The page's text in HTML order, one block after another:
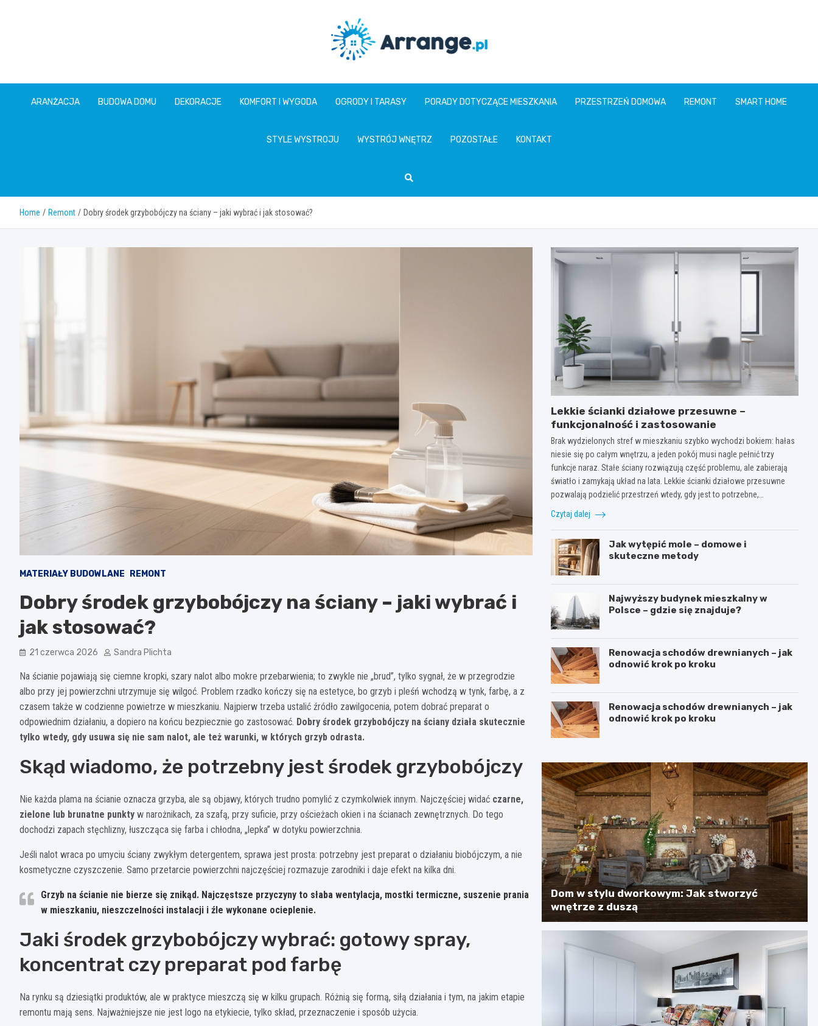
www.arrange.pl
ARANŻACJA BUDOWA DOMU DEKORACJE KOMFORT I WYGODA OGRODY I TARASY PORADY DOTYCZĄCE MIESZKANIA PRZESTRZEŃ DOMOWA REMONT SMART HOME
STYLE WYSTROJU WYSTRÓJ WNĘTRZ POZOSTAŁE KONTAKT
Home Remont Dobry środek grzybobójczy na ściany – jaki wybrać i jak stosować?
MATERIAŁY BUDOWLANE REMONT
Dobry środek grzybobójczy na ściany – jaki wybrać i
jak stosować?
21 czerwca 2026 Sandra Plichta
Na ścianie pojawiają się ciemne kropki, szary nalot albo mokre przebarwienia; to zwykle nie „brud”, tylko sygnał, że w przegrodzie
albo przy jej powierzchni utrzymuje się wilgoć. Problem rzadko kończy się na estetyce, bo grzyb i pleśń wchodzą w tynk, farbę, a z
czasem także w codzienne powietrze w mieszkaniu. Najpierw trzeba ustalić źródło zawilgocenia, potem dobrać preparat o
odpowiednim działaniu, a dopiero na końcu bezpiecznie go zastosować. Dobry środek grzybobójczy na ściany działa skutecznie
tylko wtedy, gdy usuwa się nie sam nalot, ale też warunki, w których grzyb odrasta.
Skąd wiadomo, że potrzebny jest środek grzybobójczy
Nie każda plama na ścianie oznacza grzyba, ale są objawy, których trudno pomylić z czymkolwiek innym. Najczęściej widać czarne,
zielone lub brunatne punkty w narożnikach, za szafą, przy suficie, przy ościeżach okien i na ścianach zewnętrznych. Do tego
dochodzi zapach stęchlizny, łuszcząca się farba i chłodna, „lepka” w dotyku powierzchnia.
Jeśli nalot wraca po umyciu ściany zwykłym detergentem, sprawa jest prosta: potrzebny jest preparat o działaniu biobójczym, a nie
kosmetyczne czyszczenie. Samo przetarcie powierzchni najczęściej rozmazuje zarodniki i daje efekt na kilka dni.
Grzyb na ścianie nie bierze się znikąd. Najczęstsze przyczyny to słaba wentylacja, mostki termiczne, suszenie prania
w mieszkaniu, nieszczelności instalacji i źle wykonane ocieplenie.
Jaki środek grzybobójczy wybrać: gotowy spray,
koncentrat czy preparat pod farbę
Na rynku są dziesiątki produktów, ale w praktyce mieszczą się w kilku grupach. Różnią się formą, siłą działania i tym, na jakim etapie
remontu mają sens. Najważniejsze nie jest logo na etykiecie, tylko skład, przeznaczenie i sposób użycia.
Lekkie ścianki działowe przesuwne –
funkcjonalność i zastosowanie
Brak wydzielonych stref w mieszkaniu szybko wychodzi bokiem: hałas
niesie się po całym wnętrzu, a jeden pokój musi nagle pełnić trzy
funkcje naraz. Stałe ściany rozwiązują część problemu, ale zabierają
światło i zamykają układ na lata. Lekkie ścianki działowe przesuwne
pozwalają podzielić przestrzeń wtedy, gdy jest to potrzebne,…
Czytaj dalej
Jak wytępić mole – domowe i
skuteczne metody
Najwyższy budynek mieszkalny w
Polsce – gdzie się znajduje?
Renowacja schodów drewnianych – jak
odnowić krok po kroku
Renowacja schodów drewnianych – jak
odnowić krok po kroku
Dom w stylu dworkowym: Jak stworzyć
wnętrze z duszą